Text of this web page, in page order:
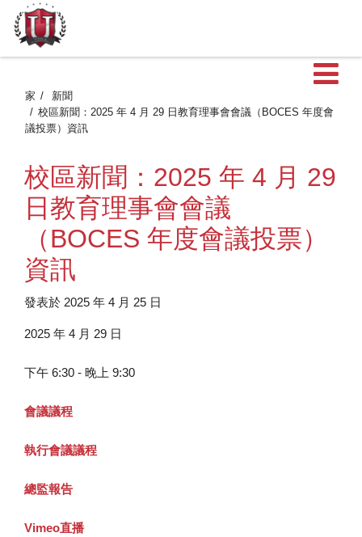
家
新聞
校區新聞：2025 年 4 月 29 日教育理事會會議（BOCES 年度會
議投票）資訊
校區新聞：2025 年 4 月 29
日教育理事會會議
（BOCES 年度會議投票）
資訊
發表於 2025 年 4 月 25 日
2025 年 4 月 29 日
下午 6:30 - 晚上 9:30
會議議程
執行會議議程
總監報告
Vimeo直播